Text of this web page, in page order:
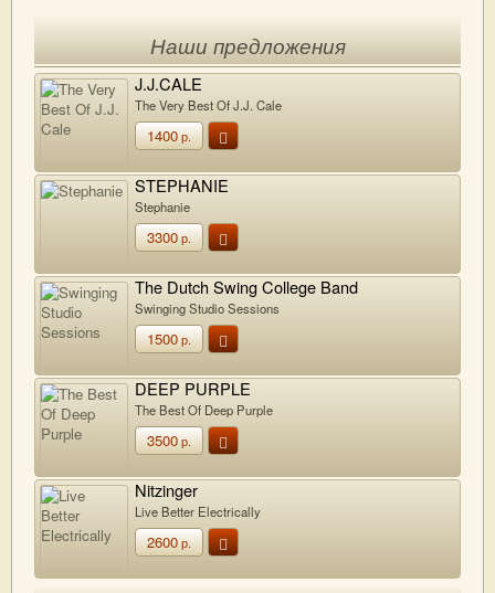
Наши предложения
J.J.CALE
The Very Best Of J.J. Cale
1400р.
STEPHANIE
Stephanie
3300р.
The Dutch Swing College Band
Swinging Studio Sessions
1500р.
DEEP PURPLE
The Best Of Deep Purple
3500р.
Nitzinger
Live Better Electrically
2600р.